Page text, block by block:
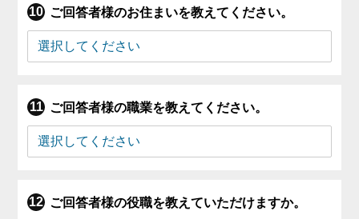
ご回答者様のお住まいを教えてください。
ご回答者様の職業を教えてください。
ご回答者様の役職を教えていただけますか。